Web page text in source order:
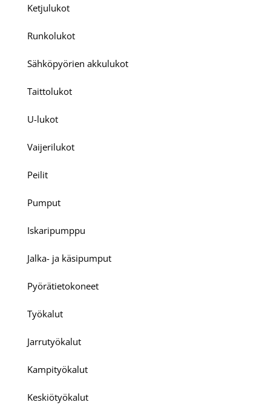
Ketjulukot
Runkolukot
Sähköpyörien akkulukot
Taittolukot
U-lukot
Vaijerilukot
Peilit
Pumput
Iskaripumppu
Jalka- ja käsipumput
Pyörätietokoneet
Työkalut
Jarrutyökalut
Kampityökalut
Keskiötyökalut